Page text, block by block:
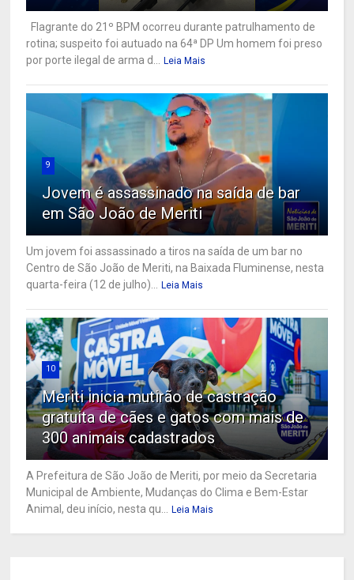
Flagrante do 21º BPM ocorreu durante patrulhamento de
rotina; suspeito foi autuado na 64ª DP Um homem foi preso
por porte ilegal de arma d... Leia Mais
9
Jovem é assassinado na saída de bar
em São João de Meriti
Um jovem foi assassinado a tiros na saída de um bar no
Centro de São João de Meriti, na Baixada Fluminense, nesta
quarta-feira (12 de julho)... Leia Mais
10
Meriti inicia mutirão de castração
gratuita de cães e gatos com mais de
300 animais cadastrados
A Prefeitura de São João de Meriti, por meio da Secretaria
Municipal de Ambiente, Mudanças do Clima e Bem-Estar
Animal, deu início, nesta qu... Leia Mais